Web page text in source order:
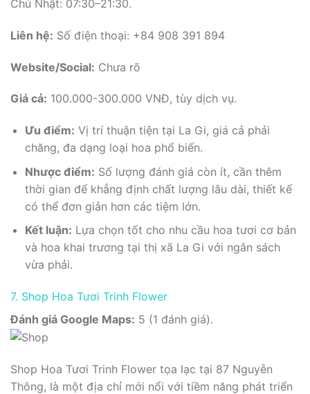
Chủ Nhật: 07:30–21:30.
Liên hệ: Số điện thoại: +84 908 391 894
Website/Social: Chưa rõ
Giá cả: 100.000-300.000 VNĐ, tùy dịch vụ.
Ưu điểm: Vị trí thuận tiện tại La Gi, giá cả phải
chăng, đa dạng loại hoa phổ biến.
Nhược điểm: Số lượng đánh giá còn ít, cần thêm
thời gian để khẳng định chất lượng lâu dài, thiết kế
có thể đơn giản hơn các tiệm lớn.
Kết luận: Lựa chọn tốt cho nhu cầu hoa tươi cơ bản
và hoa khai trương tại thị xã La Gi với ngân sách
vừa phải.
7. Shop Hoa Tươi Trinh Flower
Đánh giá Google Maps: 5 (1 đánh giá).
Shop Hoa Tươi Trinh Flower tọa lạc tại 87 Nguyễn
Thông, là một địa chỉ mới nổi với tiềm năng phát triển